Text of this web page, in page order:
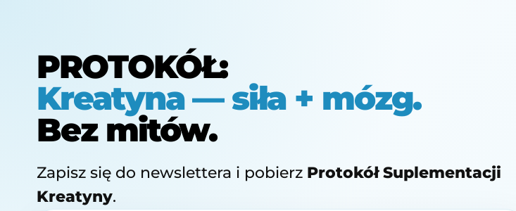
PROTOKÓŁ:
Kreatyna — siła + mózg.
Bez mitów.
Zapisz się do newslettera i pobierz Protokół Suplementacji
Kreatyny.